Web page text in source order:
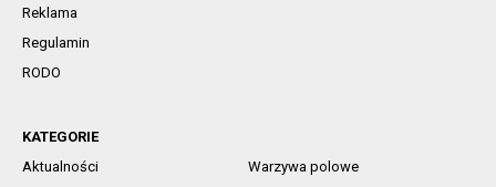
Reklama
Regulamin
RODO
KATEGORIE
Aktualności
Warzywa polowe